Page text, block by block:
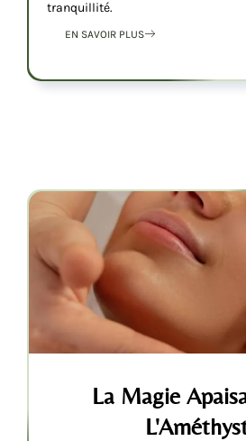
tranquillité.
EN SAVOIR PLUS
La Magie